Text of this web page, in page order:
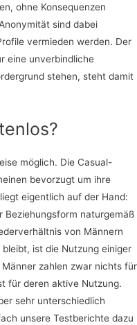
ohne Konsequenzen
sind dabei
vermieden werden. Der
eine unverbindliche
stehen, steht damit
möglich. Die Casual-
bevorzugt um ihre
eigentlich auf der Hand:
Beziehungsform naturgemäß
von Männern
ist die Nutzung einiger
zahlen zwar nichts für
für deren aktive Nutzung.
sehr unterschiedlich
unsere Testberichte dazu